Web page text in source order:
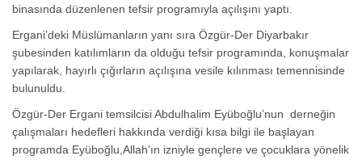
binasında düzenlenen tefsir programıyla açılışını yaptı.
Ergani’deki Müslümanların yanı sıra Özgür-Der Diyarbakır
şubesinden katılımların da olduğu tefsir programında, konuşmalar
yapılarak, hayırlı çığırların açılışına vesile kılınması temennisinde
bulunuldu.
Özgür-Der Ergani temsilcisi Abdulhalim Eyüboğlu’nun derneğin
çalışmaları hedefleri hakkında verdiği kısa bilgi ile başlayan
programda Eyüboğlu,Allah’ın izniyle gençlere ve çocuklara yönelik